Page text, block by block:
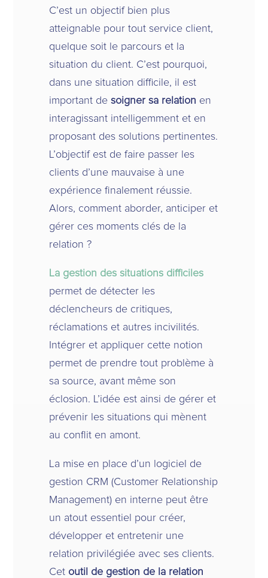
C’est un objectif bien plus
atteignable pour tout service client,
quelque soit le parcours et la
situation du client. C’est pourquoi,
dans une situation difficile, il est
important desoigner sa relation en
interagissant intelligemment et en
proposant des solutions pertinentes.
L’objectif est de faire passer les
clients d’une mauvaise à une
expérience finalement réussie.
Alors, comment aborder, anticiper et
gérer ces moments clés de la
relation ?
La gestion des situations difficiles
permet de détecter les
déclencheurs de critiques,
réclamations et autres incivilités.
Intégrer et appliquer cette notion
permet de prendre tout problème à
sa source, avant même son
éclosion. L’idée est ainsi de gérer et
prévenir les situations qui mènent
au conflit en amont.
La mise en place d’un logiciel de
gestion CRM (Customer Relationship
Management) en interne peut être
un atout essentiel pour créer,
développer et entretenir une
relation privilégiée avec ses clients.
Cet outil de gestion de la relation